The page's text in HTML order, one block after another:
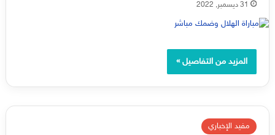
31 ديسمبر, 2022
المزيد من التفاصيل »
مفيد الإخباري